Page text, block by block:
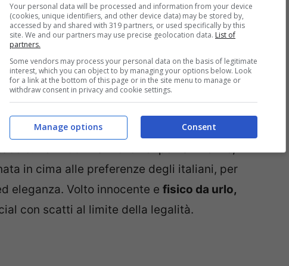
Madre NaturadiCiao Darwinprima,Bonas
corte di Paolo Bonolis),la straordinaria
tra le grandi donne dello
una bellezza unica, vantata dallainfluencer
giovane Sara si sta facendo largo a suon di
Ben 700mila i follower per la 22enne,
in cima alle preferenze degli italiani, per
eleganza. Volto innocente e fisico da urlo,
con scatti al limite della legalità.
Your personal data will be processed and information from your device
(cookies, unique identifiers, and other device data) may be stored by,
accessed by and shared with 319 partners, or used specifically by this
site. We and our partners may use precise geolocation data. List of
partners.
Some vendors may process your personal data on the basis of legitimate
interest, which you can object to by managing your options below. Look
for a link at the bottom of this page or in the site menu to manage or
withdraw consent in privacy and cookie settings.
Consent
Manage options